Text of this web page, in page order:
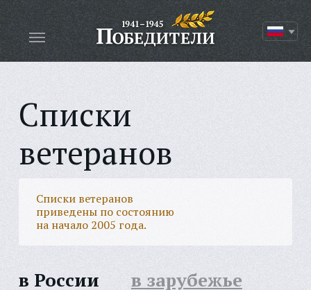
Списки
ветеранов
Списки ветеранов
приведены по состоянию
на начало 2005 года.
в России в зарубежье